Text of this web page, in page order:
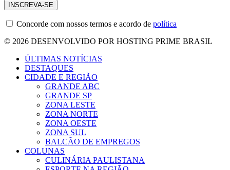
Concorde com nossos termos e acordo de política
© 2026 DESENVOLVIDO POR HOSTING PRIME BRASIL
ÚLTIMAS NOTÍCIAS
DESTAQUES
CIDADE E REGIÃO
GRANDE ABC
GRANDE SP
ZONA LESTE
ZONA NORTE
ZONA OESTE
ZONA SUL
BALCÃO DE EMPREGOS
COLUNAS
CULINÁRIA PAULISTANA